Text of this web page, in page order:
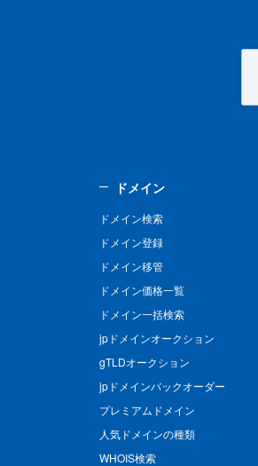
ドメイン
ドメイン検索
ドメイン登録
ドメイン移管
ドメイン価格一覧
ドメイン一括検索
jpドメインオークション
gTLDオークション
jpドメインバックオーダー
プレミアムドメイン
人気ドメインの種類
WHOIS検索